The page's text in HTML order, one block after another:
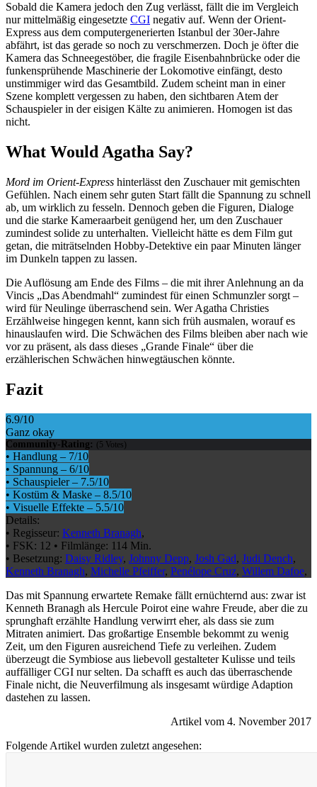
Sobald die Kamera jedoch den Zug verlässt, fällt die im Vergleich
nur mittelmäßig eingesetzte CGI negativ auf. Wenn der Orient-
Express aus dem computergenerierten Istanbul der 30er-Jahre
abfährt, ist das gerade so noch zu verschmerzen. Doch je öfter die
Kamera das Schneegestöber, die fragile Eisenbahnbrücke oder die
funkensprühende Maschinerie der Lokomotive einfängt, desto
unstimmiger wird das Gesamtbild. Zudem scheint man in einer
Szene komplett vergessen zu haben, den sichtbaren Atem der
Schauspieler in der eisigen Kälte zu animieren. Homogen ist das
nicht.
What Would Agatha Say?
Mord im Orient-Express hinterlässt den Zuschauer mit gemischten
Gefühlen. Nach einem sehr guten Start fällt die Spannung zu schnell
ab, um wirklich zu fesseln. Dennoch geben die Figuren, Dialoge
und die starke Kameraarbeit genügend her, um den Zuschauer
zumindest solide zu unterhalten. Vielleicht hätte es dem Film gut
getan, die miträtselnden Hobby-Detektive ein paar Minuten länger
im Dunkeln tappen zu lassen.
Die Auflösung am Ende des Films – die mit ihrer Anlehnung an da
Vincis „Das Abendmahl“ zumindest für einen Schmunzler sorgt –
wird für Neulinge überraschend sein. Wer Agatha Christies
Erzählweise hingegen kennt, kann sich früh ausmalen, worauf es
hinauslaufen wird. Die Schwächen des Films bleiben aber nach wie
vor zu präsent, als dass dieses „Grande Finale“ über die
erzählerischen Schwächen hinwegtäuschen könnte.
Fazit
6.9/10
Ganz okay
Community-Rating: ( 5 Votes)
• Handlung – 7/10
• Spannung – 6/10
• Schauspieler– 7.5/10
• Kostüm & Maske – 8.5/10
• Visuelle Effekte – 5.5/10
Details:
• Regisseur: Kenneth Branagh,
• FSK: 12 • Filmlänge: 114 Min.
• Besetzung: Daisy Ridley, Johnny Depp, Josh Gad, Judi Dench,
Kenneth Branagh, Michelle Pfeiffer, Penélope Cruz, Willem Dafoe,
Das mit Spannung erwartete Remake fällt ernüchternd aus: zwar ist
Kenneth Branagh als Hercule Poirot eine wahre Freude, aber die zu
sprunghaft erzählte Handlung verwirrt eher, als dass sie zum
Mitraten animiert. Das großartige Ensemble bekommt zu wenig
Zeit, um den Figuren ausreichend Tiefe zu verleihen. Zudem
überzeugt die Symbiose aus liebevoll gestalteter Kulisse und teils
auffälliger CGI nur selten. Da schafft es auch das überraschende
Finale nicht, die Neuverfilmung als insgesamt würdige Adaption
dastehen zu lassen.
Artikel vom 4. November 2017
Folgende Artikel wurden zuletzt angesehen: